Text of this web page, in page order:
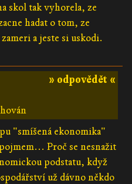
skol tak vyhorela, ze
hadat o tom, ze
a jeste si uskodi.
» odpovědět «
"smíšená ekonomika"
Proč se nesnažit
podstatu, když
už dávno někdo